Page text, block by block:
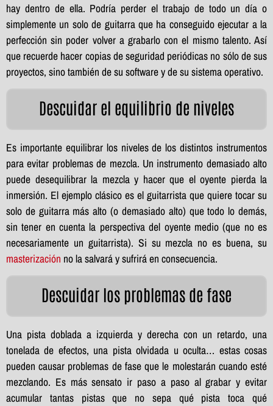
hay dentro de ella. Podría perder el trabajo de todo un día o
simplemente un solo de guitarra que ha conseguido ejecutar a la
perfección sin poder volver a grabarlo con el mismo talento. Así
que recuerde hacer copias de seguridad periódicas no sólo de sus
proyectos, sino también de su software y de su sistema operativo.
Descuidar el equilibrio de niveles
Es importante equilibrar los niveles de los distintos instrumentos
para evitar problemas de mezcla. Un instrumento demasiado alto
puede desequilibrar la mezcla y hacer que el oyente pierda la
inmersión. El ejemplo clásico es el guitarrista que quiere tocar su
solo de guitarra más alto (o demasiado alto) que todo lo demás,
sin tener en cuenta la perspectiva del oyente medio (que no es
necesariamente un guitarrista). Si su mezcla no es buena, su
masterización no la salvará y sufrirá en consecuencia.
Descuidar los problemas de fase
Una pista doblada a izquierda y derecha con un retardo, una
tonelada de efectos, una pista olvidada u oculta… estas cosas
pueden causar problemas de fase que le molestarán cuando esté
mezclando. Es más sensato ir paso a paso al grabar y evitar
acumular tantas pistas que no sepa qué pista toca qué